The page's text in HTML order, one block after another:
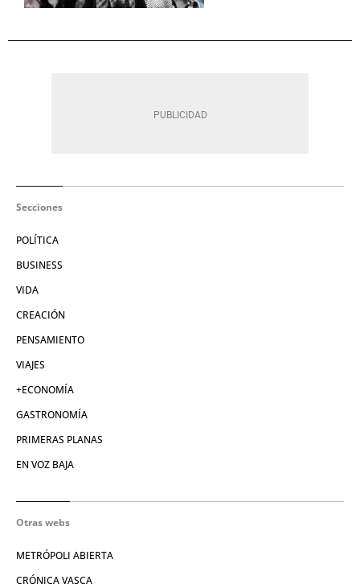
Secciones
POLÍTICA
BUSINESS
VIDA
CREACIÓN
PENSAMIENTO
VIAJES
+ECONOMÍA
GASTRONOMÍA
PRIMERAS PLANAS
EN VOZ BAJA
Otras webs
METRÓPOLI ABIERTA
CRÓNICA VASCA